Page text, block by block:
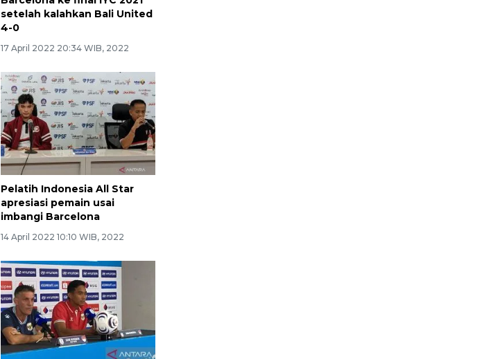
setelah kalahkan Bali United
4-0
17 April 2022 20:34 WIB, 2022
Pelatih Indonesia All Star
apresiasi pemain usai
imbangi Barcelona
14 April 2022 10:10 WIB, 2022